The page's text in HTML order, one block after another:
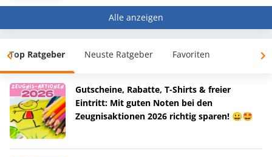
Alle anzeigen
Top Ratgeber Neuste Ratgeber Favoriten
Gutscheine, Rabatte, T-Shirts & freier
Eintritt: Mit guten Noten bei den
Zeugnisaktionen 2026 richtig sparen! 😀🤩